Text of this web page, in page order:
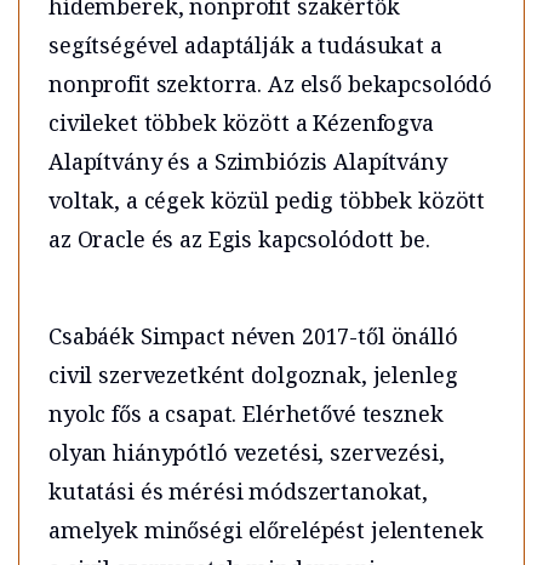
hídemberek, nonprofit szakértők
segítségével adaptálják a tudásukat a
nonprofit szektorra. Az első bekapcsolódó
civileket többek között a Kézenfogva
Alapítvány és a Szimbiózis Alapítvány
voltak, a cégek közül pedig többek között
az Oracle és az Egis kapcsolódott be.
Csabáék Simpact néven 2017-től önálló
civil szervezetként dolgoznak, jelenleg
nyolc fős a csapat. Elérhetővé tesznek
olyan hiánypótló vezetési, szervezési,
kutatási és mérési módszertanokat,
amelyek minőségi előrelépést jelentenek